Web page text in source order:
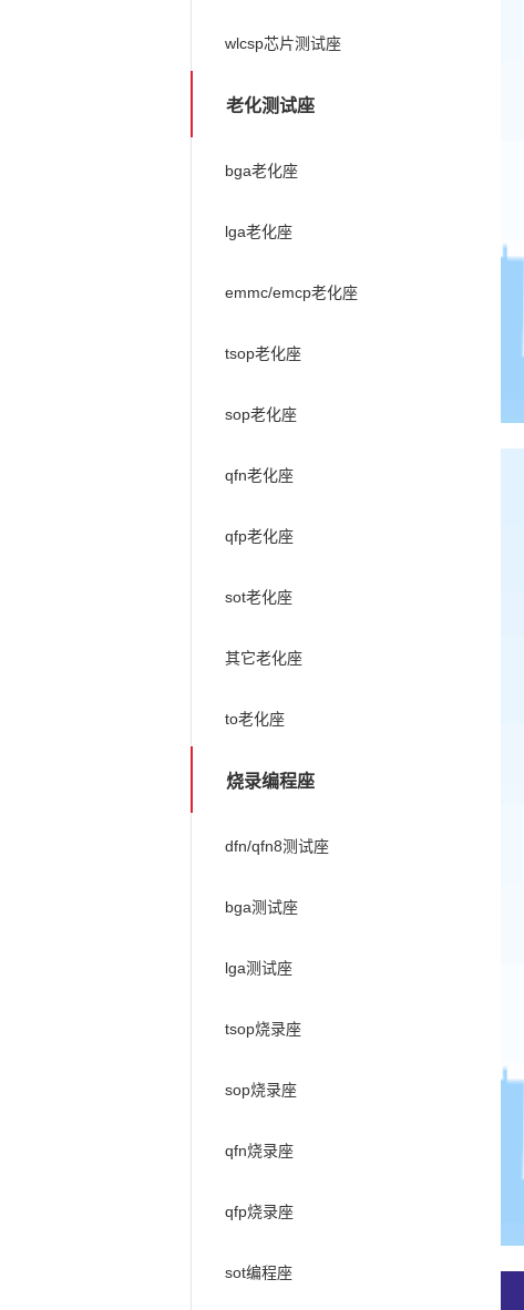
wlcsp芯片测试座
老化测试座
bga老化座
lga老化座
emmc/emcp老化座
tsop老化座
sop老化座
qfn老化座
qfp老化座
sot老化座
其它老化座
to老化座
烧录编程座
dfn/qfn8测试座
bga测试座
lga测试座
tsop烧录座
sop烧录座
qfn烧录座
qfp烧录座
sot编程座